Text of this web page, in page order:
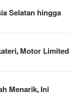
Selatan hingga
Motor Limited
Menarik, Ini